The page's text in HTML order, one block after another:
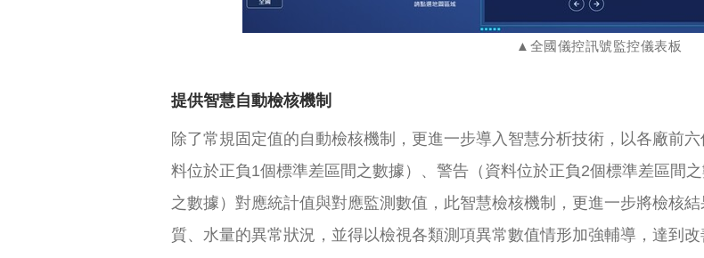
▲全國儀控訊號監控儀表板
提供智慧自動檢核機制
除了常規固定值的自動檢核機制，更進一步導入智慧分析技術，以各廠前
料位於正負1個標準差區間之數據）、警告（資料位於正負2個標準差區間
之數據）對應統計值與對應監測數值，此智慧檢核機制，更進一步將檢核
質、水量的異常狀況，並得以檢視各類測項異常數值情形加強輔導，達到